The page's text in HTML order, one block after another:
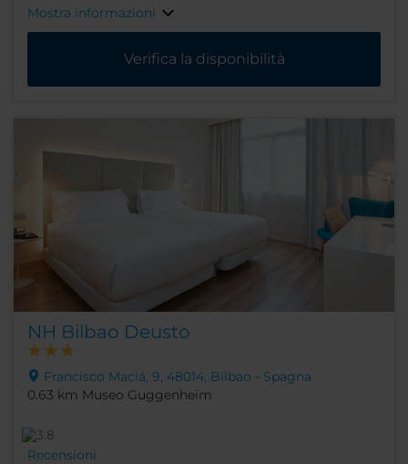
Mostra informazioni
Verifica la disponibilità
NH Bilbao Deusto
Francisco Maciá, 9, 48014, Bilbao - Spagna
0.63 km Museo Guggenheim
Recensioni